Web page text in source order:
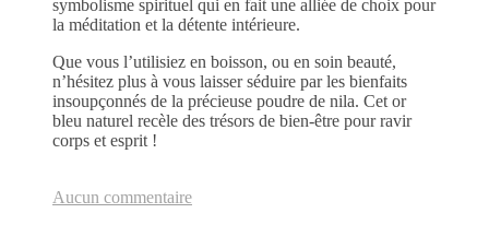
symbolisme spirituel qui en fait une alliée de choix pour
la méditation et la détente intérieure.
Que vous l’utilisiez en boisson, ou en soin beauté,
n’hésitez plus à vous laisser séduire par les bienfaits
insoupçonnés de la précieuse poudre de nila. Cet or
bleu naturel recèle des trésors de bien-être pour ravir
corps et esprit !
Aucun commentaire